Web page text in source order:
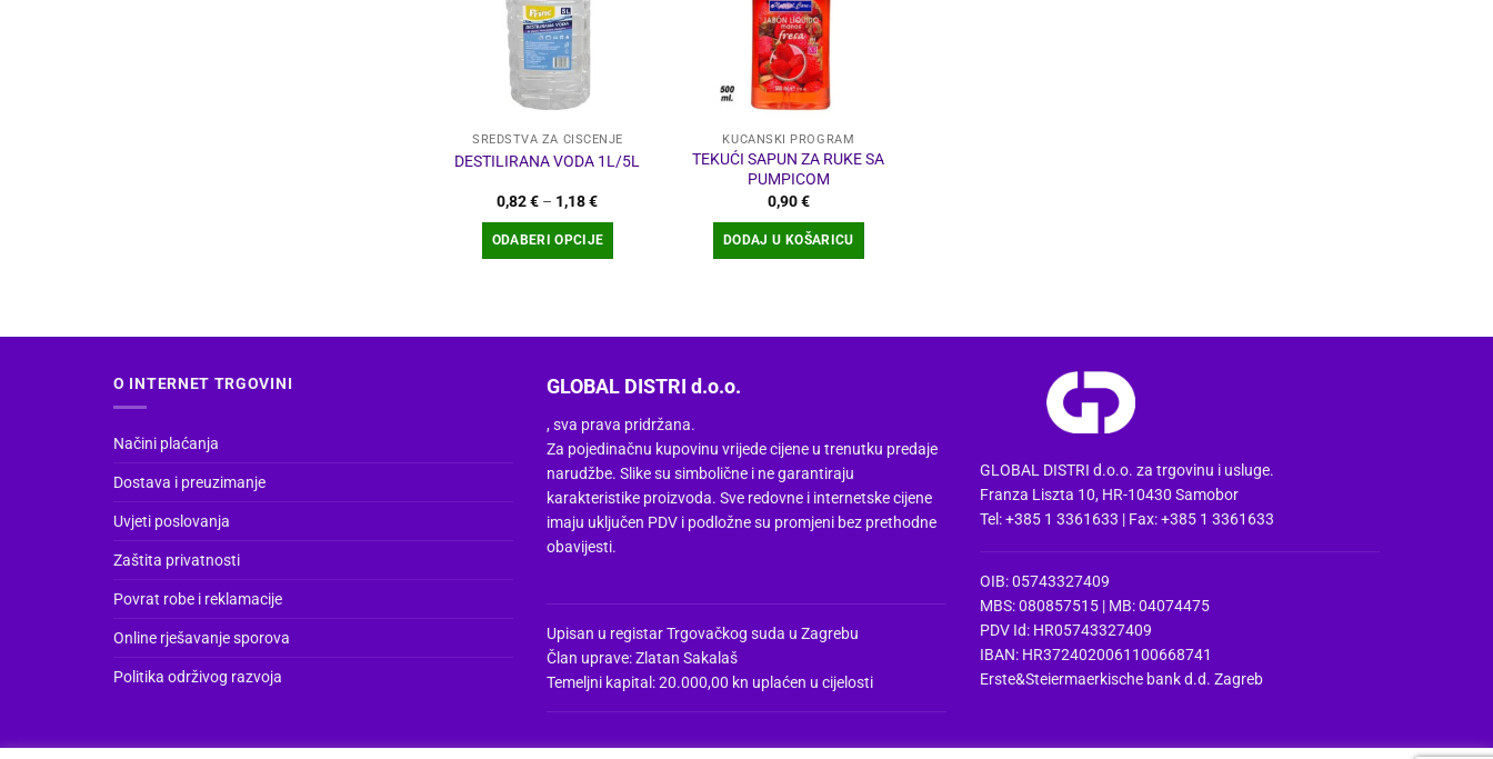
SREDSTVA ZA ČIŠĆENJE
DESTILIRANA VODA 1L/5L
0,82€ – 1,18€Raspon
od
0,82 €
do
ODABERI OPCIJE
Opcije
se
mogu
odabrati
na
stranici
proizvoda
KUĆANSKI PROGRAM
TEKUĆI SAPUN ZA RUKE SA
PUMPICOM
0,90€
DODAJ U KOŠARICU
O INTERNET TRGOVINI
Načini plaćanja
Dostava i preuzimanje
Uvjeti poslovanja
Zaštita privatnosti
Povrat robe i reklamacije
Online rješavanje sporova
Politika održivog razvoja
GLOBAL DISTRI d.o.o.
, sva prava pridržana.
Za pojedinačnu kupovinu vrijede cijene u trenutku predaje
narudžbe. Slike su simbolične i ne garantiraju
karakteristike proizvoda. Sve redovne i internetske cijene
imaju uključen PDV i podložne su promjeni bez prethodne
obavijesti.
Upisan u registar Trgovačkog suda u Zagrebu
Član uprave: Zlatan Sakalaš
Temeljni kapital: 20.000,00 kn uplaćen u cijelosti
GLOBAL DISTRI d.o.o. za trgovinu i usluge.
Franza Liszta 10, HR-10430 Samobor
Tel: +385 1 3361633 | Fax: +385 1 3361633
OIB: 05743327409
MBS: 080857515 | MB: 04074475
PDV Id: HR05743327409
IBAN: HR3724020061100668741
Erste&Steiermaerkische bank d.d. Zagreb